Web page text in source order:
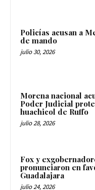
Policías acusan a
de mando
julio 30, 2026
Morena nacional
Poder Judicial
huachicol de Ruffo
julio 28, 2026
Fox y
pronunciaron en
Guadalajara
julio 24, 2026